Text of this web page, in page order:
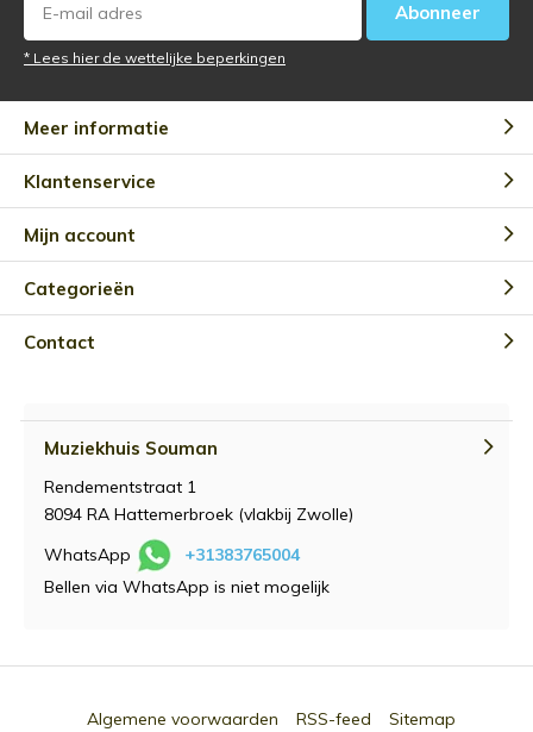
Abonneer
* Lees hier de wettelijke beperkingen
Meer informatie
Klantenservice
Mijn account
Categorieën
Contact
Muziekhuis Souman
Rendementstraat 1
8094 RA Hattemerbroek (vlakbij Zwolle)
WhatsApp
+31383765004
Bellen via WhatsApp is niet mogelijk
Algemene voorwaarden RSS-feed Sitemap